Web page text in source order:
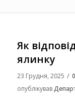
Як
ялинку
23 Грудня, 2025 /
опублікував